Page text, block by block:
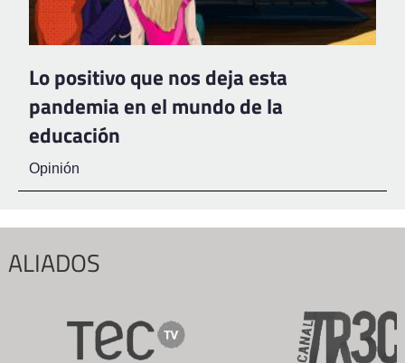
Lo positivo que nos deja esta
pandemia en el mundo de la
educación
Opinión
ALIADOS